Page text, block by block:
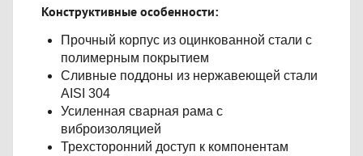
Конструктивные особенности:
Прочный корпус из оцинкованной стали с
полимерным покрытием
Сливные поддоны из нержавеющей стали
AISI 304
Усиленная сварная рама с
виброизоляцией
Трехсторонний доступ к компонентам